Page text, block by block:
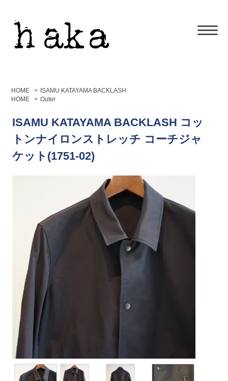
HOME > ISAMU KATAYAMA BACKLASH
HOME
> Outer
ISAMU KATAYAMA BACKLASH コッ
トンナイロンストレッチ コーチジャ
ケット(1751-02)